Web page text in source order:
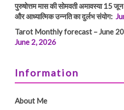
पुरुषोत्तम मास की सोमवती अमावस्या 15
और आध्यात्मिक उन्नति का दुर्लभ संयोग:
Tarot Monthly forecast – June
June 2, 2026
Information
About Me